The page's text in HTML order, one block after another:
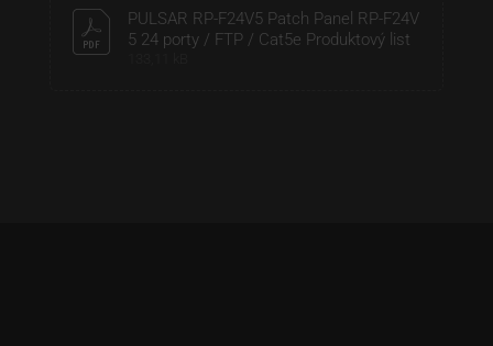
PULSAR RP-F24V5 Patch Panel RP-F24V
5 24 porty / FTP / Cat5e Produktový list